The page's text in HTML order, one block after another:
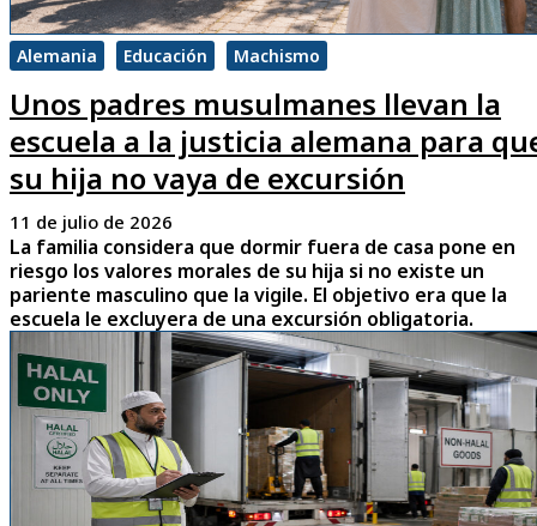
Alemania Educación Machismo
Unos padres musulmanes llevan la
escuela a la justicia alemana para
su hija no vaya de excursión
11 de julio de 2026
La familia considera que dormir fuera de casa pone en
riesgo los valores morales de su hija si no existe un
pariente masculino que la vigile. El objetivo era que la
escuela le excluyera de una excursión obligatoria.